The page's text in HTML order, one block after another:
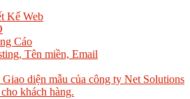
Kế Web
Cáo
Tên miền, Email
Giao diện mẫu của công ty Net Solutions
khách hàng.